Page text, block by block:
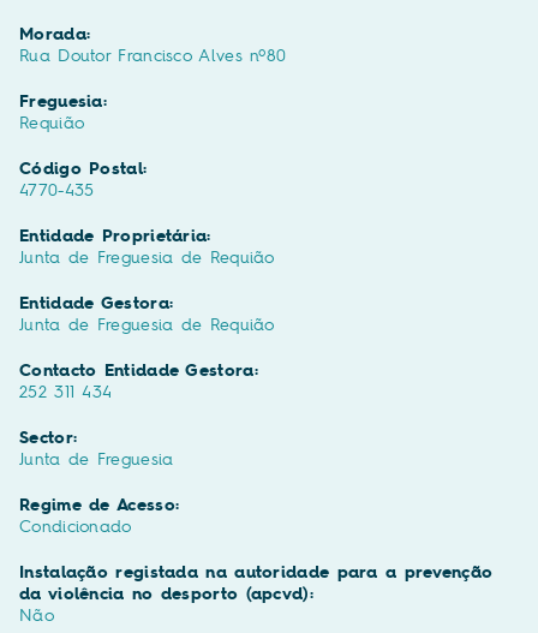
Morada:
Rua Doutor Francisco Alves nº80
Freguesia:
Requião
Código Postal:
4770-435
Entidade Proprietária:
Junta de Freguesia de Requião
Entidade Gestora:
Junta de Freguesia de Requião
Contacto Entidade Gestora:
252 311 434
Sector:
Junta de Freguesia
Regime de Acesso:
Condicionado
Instalação registada na autoridade para a prevenção
da violência no desporto (apcvd):
Não